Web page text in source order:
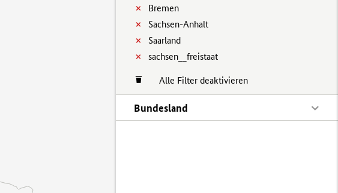
Bremen
Sachsen-Anhalt
Saarland
sachsen__freistaat
Alle Filter deaktivieren
Bundesland